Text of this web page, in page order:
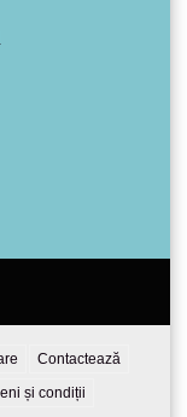
Contactează
și condiții